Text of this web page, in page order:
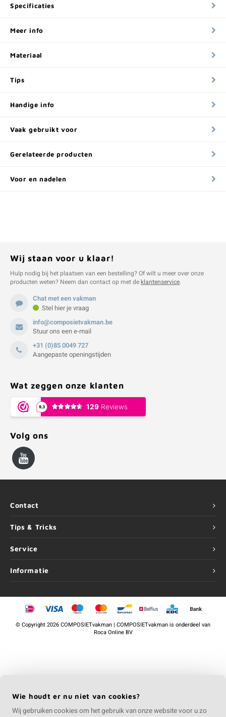
Specificaties
Meer info
Materiaal
Tips
Handige info
Vaak gebruikt voor
Gerelateerde producten
Voor en nadelen
Wij staan voor u klaar!
Hulp nodig bij het plaatsen van een bestelling? Of wilt u meer over onze
producten weten? Neem dan contact op met deklantenservice.
Chat met een vakman
Stel hier je vraag
info@composietvakman.be
Stuur ons een e-mail
+31 (0)85 0049 727
Aangepaste openingstijden
Wat zeggen onze klanten
Volg ons
Contact
Tips & Tricks
Service
Informatie
©Copyright2026 COMPOSIETvakman | COMPOSIETvakman is onderdeel van
Roca Online BV
Wie houdt er nu niet van cookies?
Wij gebruiken cookies om het gebruik van onze website voor u zo